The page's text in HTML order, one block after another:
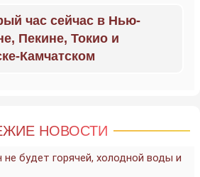
час сейчас в Нью-
Пекине, Токио и
Камчатском
НОВОСТИ
будет горячей, холодной воды и